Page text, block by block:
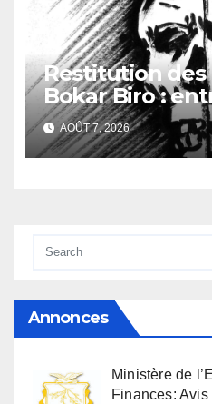
Restitution des
Bokar Biro :
familiale et
AOÛT 7, 2026
Annonces
Ministère de
Finances: Avis